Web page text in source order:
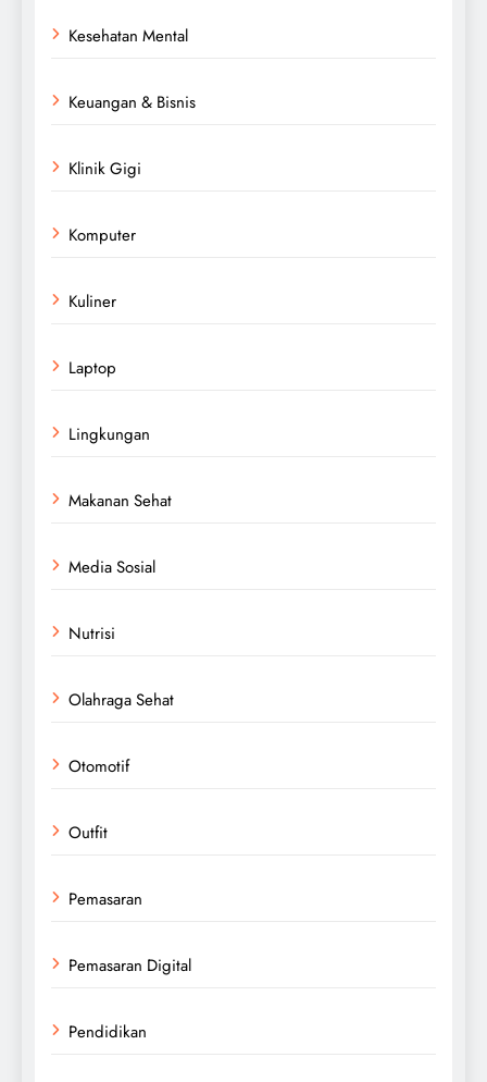
Kesehatan Mental
Keuangan & Bisnis
Klinik Gigi
Komputer
Kuliner
Laptop
Lingkungan
Makanan Sehat
Media Sosial
Nutrisi
Olahraga Sehat
Otomotif
Outfit
Pemasaran
Pemasaran Digital
Pendidikan